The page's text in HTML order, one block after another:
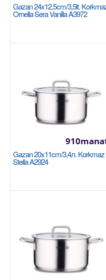
Gazan 28x17cm /
Размер: 28x17cm /
Gazan 24x12,5cm/3,5lt.
Ornella Sera Vanilla A3972
Gazan 20x11cm/3,4л. Korkmaz
Stella A2924